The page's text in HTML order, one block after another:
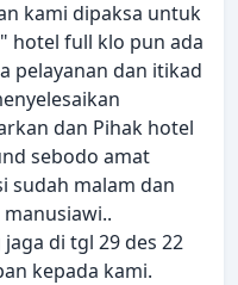
kami dipaksa untuk
hotel full klo pun ada
pelayanan dan itikad
dan Pihak hotel
sebodo amat
sudah malam dan
di tgl 29 des 22
kepada kami.